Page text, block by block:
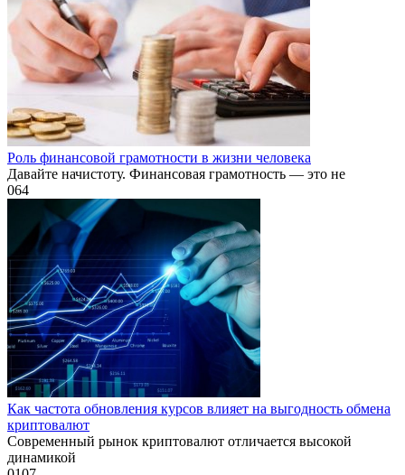
Роль финансовой грамотности в жизни человека
Давайте начистоту. Финансовая грамотность — это не
064
Как частота обновления курсов влияет на выгодность обмена
криптовалют
Современный рынок криптовалют отличается высокой
динамикой